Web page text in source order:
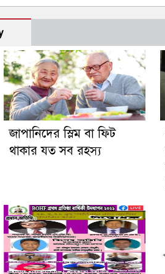
জাপানিদের স্লিম বা ফিট
থাকার যত সব রহস্য